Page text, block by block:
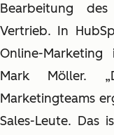
Bearbeitung
Vertrieb. In
Online-
Mark Möller.
Marketingteams
Sales-Leute. Das